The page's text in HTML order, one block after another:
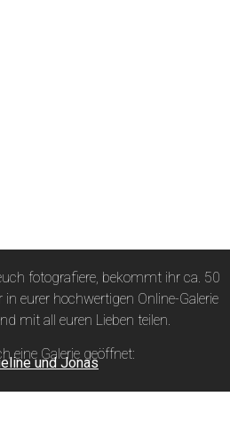
fotografiere, bekommt ihr ca. 50
in eurer hochwertigen Online-Galerie
mit all euren Lieben teilen.
eine Galerie geöffnet:
und Jonas